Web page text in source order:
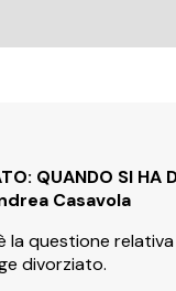
QUANDO SI
Casavola
la questione
divorziato.